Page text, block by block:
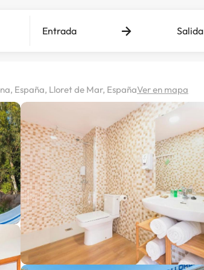
Entrada Salida
España, Lloret de Mar, EspañaVer en mapa